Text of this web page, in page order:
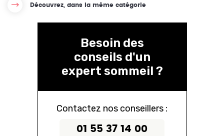
Découvrez, dans la même catégorie
Besoin des
conseils d'un
expert sommeil ?
Contactez nos conseillers :
01 55 37 14 00